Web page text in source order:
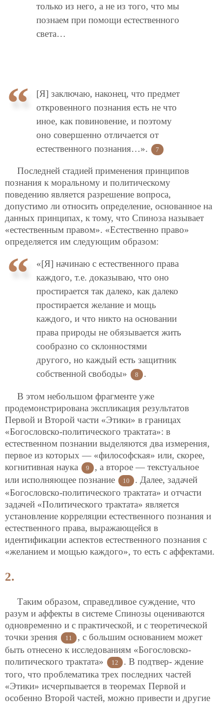
только из него, а не из того, что мы
познаем при помощи естественного
света…
[Я] заключаю, наконец, что предмет
откровенного познания есть не что
иное, как повиновение, и поэтому
оно совершенно отличается от
естественного познания…».
7
Последней стадией применения принципов
познания к моральному и политическому
поведению является разрешение вопроса,
допустимо ли относить определение, основанное на
данных принципах, к тому, что Спиноза называет
«естественным правом». «Естественно право»
определяется им следующим образом:
«[Я] начинаю с естественного права
каждого, т.е. доказываю, что оно
простирается так далеко, как далеко
простирается желание и мощь
каждого, и что никто на основании
права природы не обязывается жить
сообразно со склонностями
другого, но каждый есть защитник
собственной свободы»
8 .
В этом небольшом фрагменте уже
продемонстрирована экспликация результатов
Первой и Второй части «Этики» в границах
«Богословско-политического трактата»: в
естественном познании выделяются два измерения,
первое из которых — «философская» или, скорее,
когнитивная наука
9
, а второе — текстуальное
или исполняющее познание
10
. Далее, задачей
«Богословско-политического трактата» и отчасти
задачей «Политического трактата» является
установление корреляции естественного познания и
естественного права, выражающейся в
идентификации аспектов естественного познания с
«желанием и мощью каждого», то есть с аффектами.
2.
Таким образом, справедливое суждение, что
разум и аффекты в системе Спинозы оцениваются
одновременно и с практической, и с теоретической
точки зрения
11
, с большим основанием может
быть отнесено к исследованиям «Богословско-
политического трактата»
12 . В подтвер- ждение
того, что проблематика трех последних частей
«Этики» исчерпывается в теоремах Первой и
особенно Второй частей, можно привести и другие